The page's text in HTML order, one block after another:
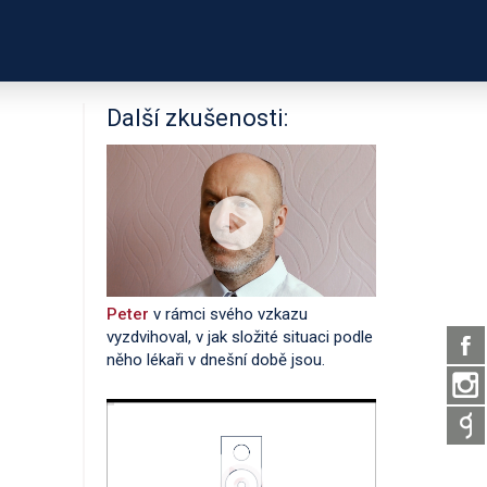
Další zkušenosti:
Peter v rámci svého vzkazu
vyzdvihoval, v jak složité situaci podle
něho lékaři v dnešní době jsou.